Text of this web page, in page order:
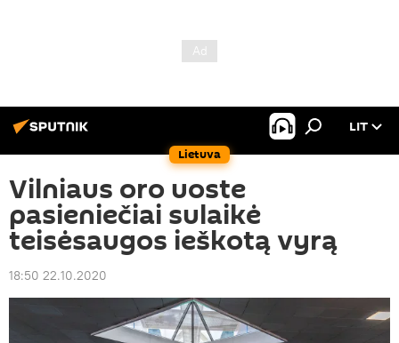
Lietuva
LIT
Vilniaus oro uoste
pasieniečiai sulaikė
teisėsaugos ieškotą vyrą
18:50 22.10.2020